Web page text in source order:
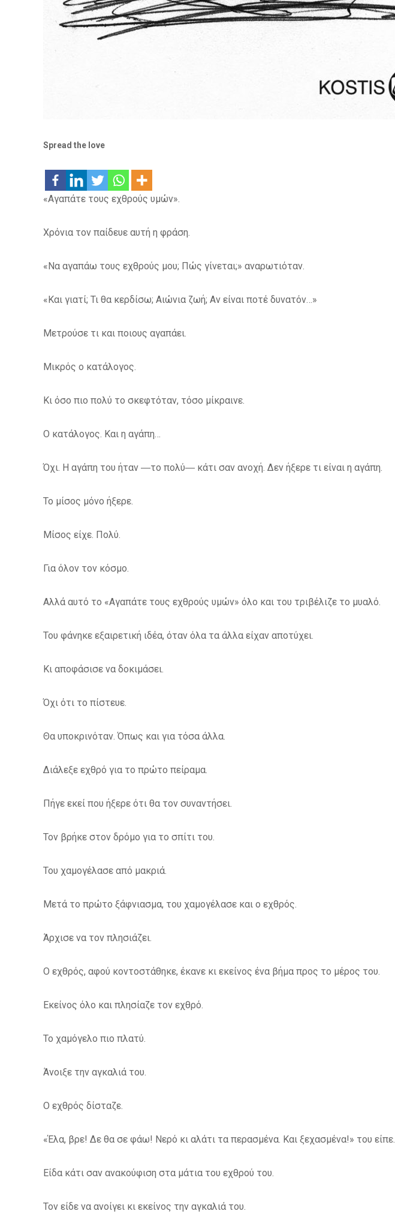
Spread the love
«Αγαπάτε τους εχθρούς υμών».
Χρόνια τον παίδευε αυτή η φράση.
«Να αγαπάω τους εχθρούς μου; Πώς γίνεται;» αναρωτιόταν.
«Και γιατί; Τι θα κερδίσω; Αιώνια ζωή; Αν είναι ποτέ δυνατόν…»
Μετρούσε τι και ποιους αγαπάει.
Μικρός ο κατάλογος.
Κι όσο πιο πολύ το σκεφτόταν, τόσο μίκραινε.
Ο κατάλογος. Και η αγάπη…
Όχι. Η αγάπη του ήταν ―το πολύ― κάτι σαν ανοχή. Δεν ήξερε τι είναι η αγάπη.
Το μίσος μόνο ήξερε.
Μίσος είχε. Πολύ.
Για όλον τον κόσμο.
Αλλά αυτό το «Αγαπάτε τους εχθρούς υμών» όλο και του τριβέλιζε το μυαλό.
Του φάνηκε εξαιρετική ιδέα, όταν όλα τα άλλα είχαν αποτύχει.
Κι αποφάσισε να δοκιμάσει.
Όχι ότι το πίστευε.
Θα υποκρινόταν. Όπως και για τόσα άλλα.
Διάλεξε εχθρό για το πρώτο πείραμα.
Πήγε εκεί που ήξερε ότι θα τον συναντήσει.
Τον βρήκε στον δρόμο για το σπίτι του.
Του χαμογέλασε από μακριά.
Μετά το πρώτο ξάφνιασμα, του χαμογέλασε και ο εχθρός.
Άρχισε να τον πλησιάζει.
Ο εχθρός, αφού κοντοστάθηκε, έκανε κι εκείνος ένα βήμα προς το μέρος του.
Εκείνος όλο και πλησίαζε τον εχθρό.
Το χαμόγελο πιο πλατύ.
Άνοιξε την αγκαλιά του.
Ο εχθρός δίσταζε.
«Έλα, βρε! Δε θα σε φάω! Νερό κι αλάτι τα περασμένα. Και ξεχασμένα!» του είπε.
Είδα κάτι σαν ανακούφιση στα μάτια του εχθρού του.
Τον είδε να ανοίγει κι εκείνος την αγκαλιά του.